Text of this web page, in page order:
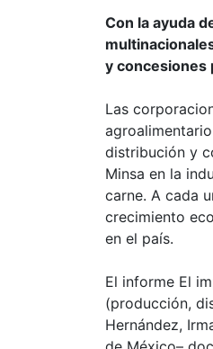
Con la ayuda
y concesiones
Las
distribución y
Minsa en la
carne. A cada
crecimiento
en el país.
El informe El
(producción,
Hernández,